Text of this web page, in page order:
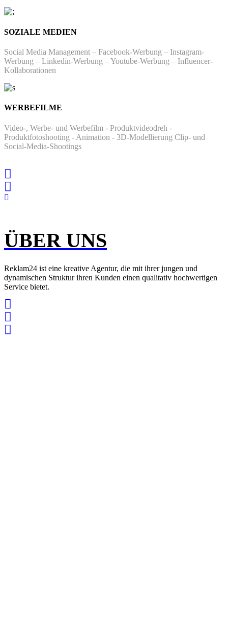
SOZIALE MEDIEN
Social Media Management – ​​Facebook-Werbung – Instagram-
Werbung – Linkedin-Werbung – Youtube-Werbung – Influencer-
Kollaborationen
WERBEFILME
Video-, Werbe- und Werbefilm - Produktvideodreh -
Produktfotoshooting - Animation - 3D-Modellierung Clip- und
Social-Media-Shootings
ÜBER UNS
Reklam24 ist eine kreative Agentur, die mit ihrer jungen und
dynamischen Struktur ihren Kunden einen qualitativ hochwertigen
Service bietet.